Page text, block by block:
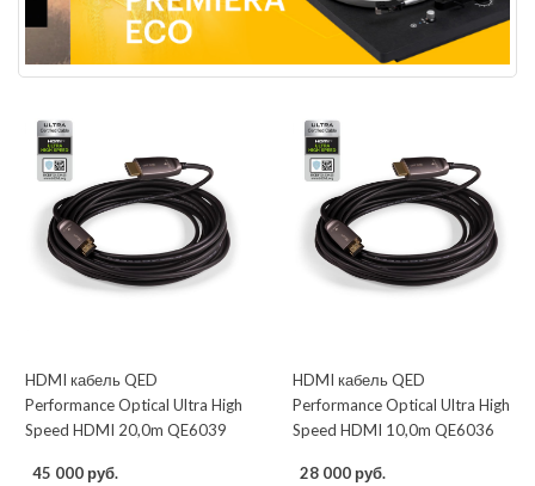
HDMI кабель QED
Performance Optical Ultra High
Speed HDMI 20,0m QE6039
45 000 руб.
HDMI кабель QED
Performance Optical Ultra High
Speed HDMI 10,0m QE6036
28 000 руб.